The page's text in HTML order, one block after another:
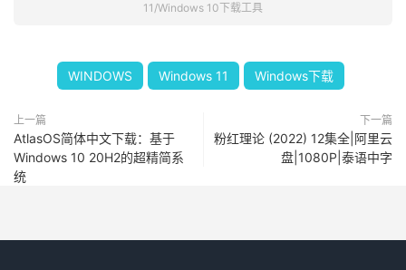
11/Windows 10下载工具
WINDOWS Windows 11 Windows下载
上一篇
AtlasOS简体中文下载：基于
Windows 10 20H2的超精简系
统
下一篇
粉红理论 (2022) 12集全|阿里云
盘|1080P|泰语中字